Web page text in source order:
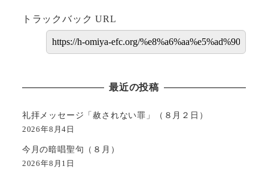
トラックバック URL
最近の投稿
礼拝メッセージ「赦されない罪」（８月２日）
2026年8月4日
今月の暗唱聖句（８月）
2026年8月1日